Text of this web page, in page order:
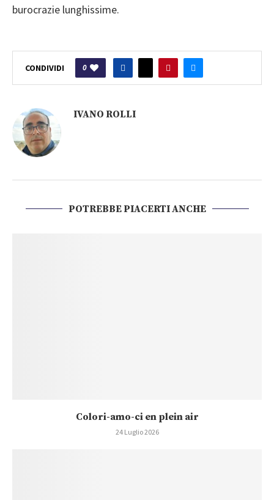
burocrazie lunghissime.
CONDIVIDI 0
IVANO ROLLI
POTREBBE PIACERTI ANCHE
Colori-amo-ci en plein air
24 Luglio 2026